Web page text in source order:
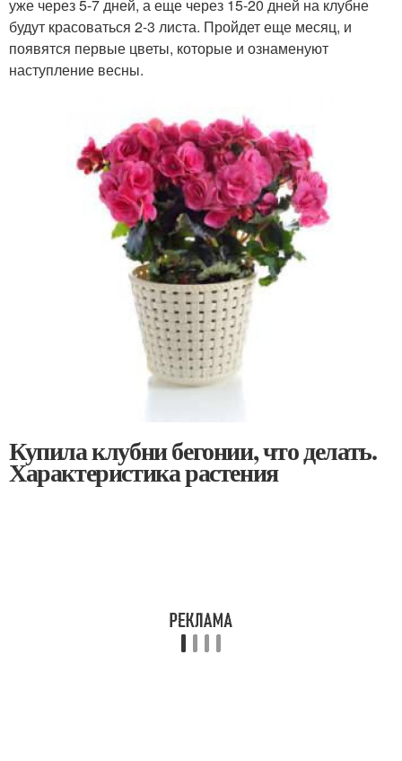
уже через 5-7 дней, а еще через 15-20 дней на клубне
будут красоваться 2-3 листа. Пройдет еще месяц, и
появятся первые цветы, которые и ознаменуют
наступление весны.
Купила клубни бегонии, что делать.
Характеристика растения